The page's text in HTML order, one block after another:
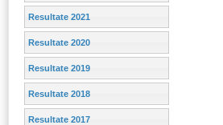
Resultate 2021
Resultate 2020
Resultate 2019
Resultate 2018
Resultate 2017